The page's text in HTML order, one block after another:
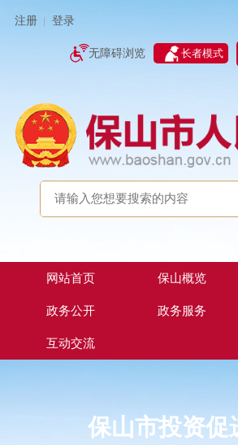
注册 登录
无障碍浏览 长者模式
网站首页 保山概览
政务公开 政务服务
互动交流
保山市投资促